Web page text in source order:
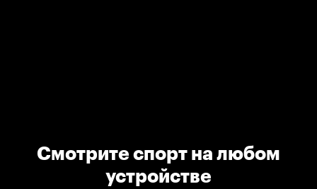
Смотрите спорт на любом
устройстве